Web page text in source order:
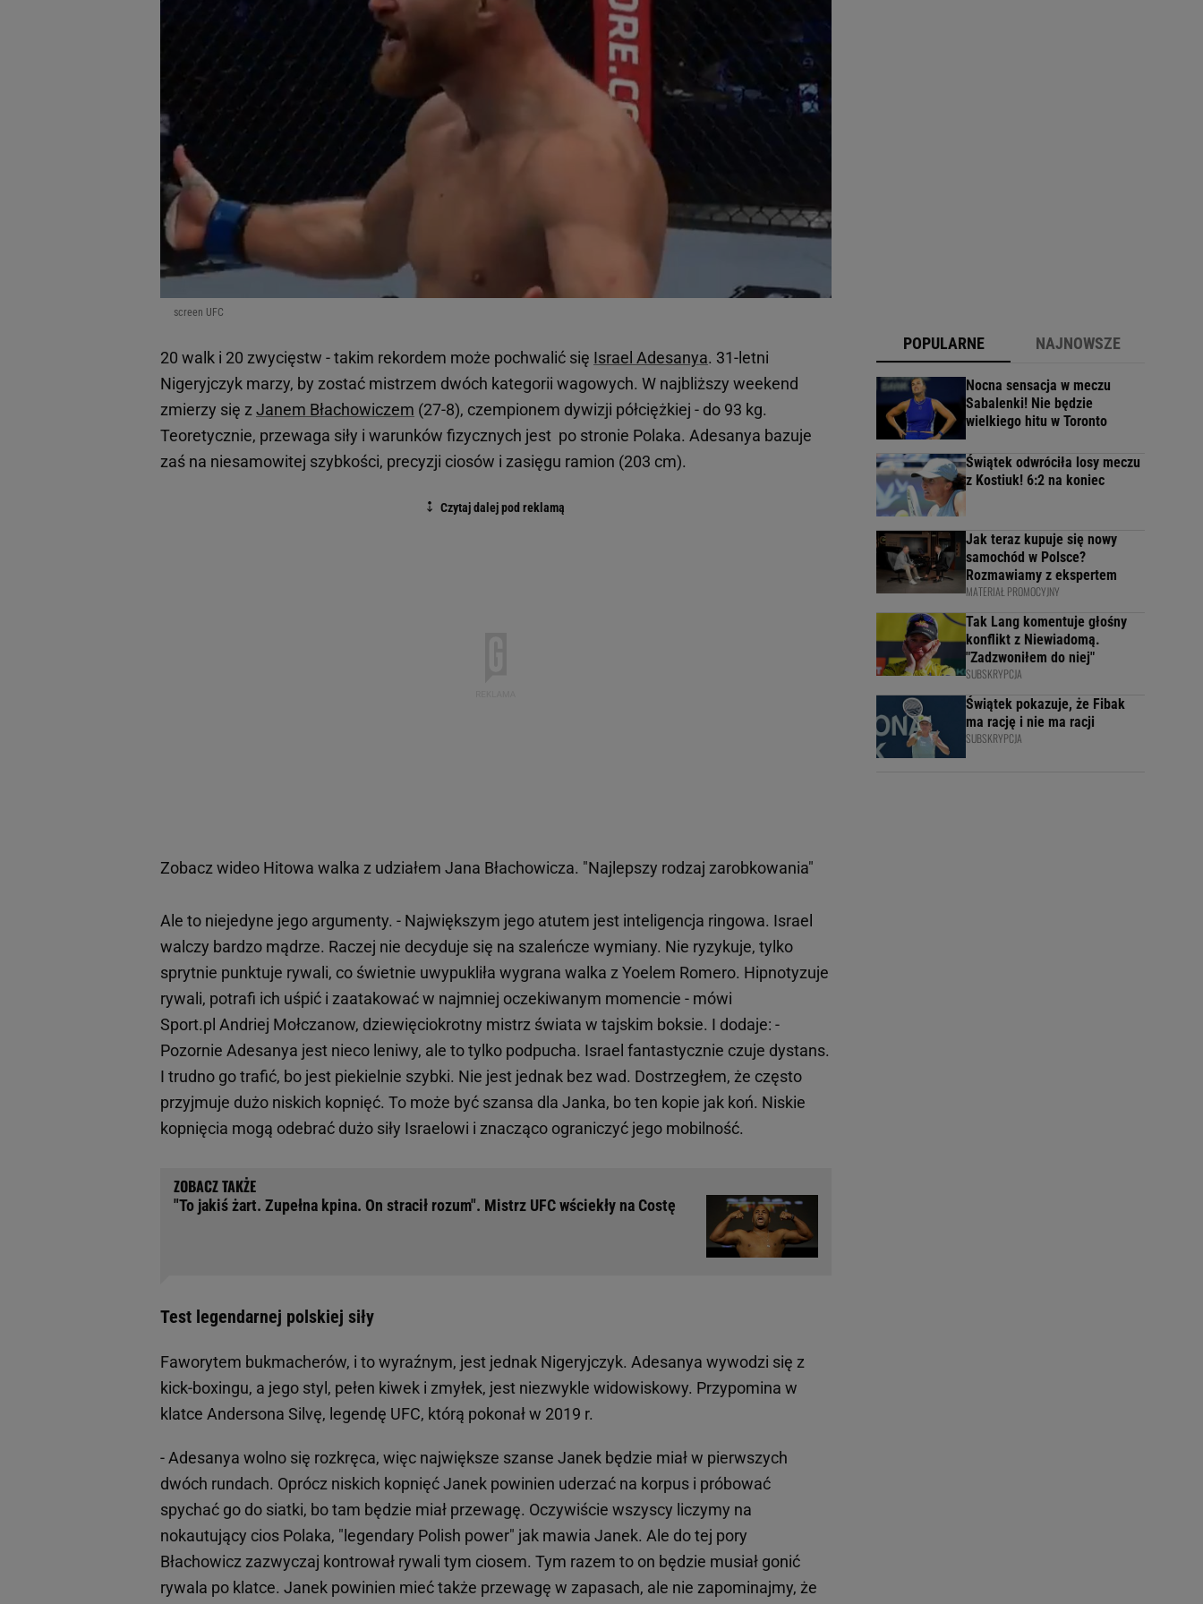
screen UFC
20 walk i 20 zwycięstw - takim rekordem może pochwalić się Israel Adesanya. 31-letni
Nigeryjczyk marzy, by zostać mistrzem dwóch kategorii wagowych. W najbliższy weekend
zmierzy się zJanem Błachowiczem (27-8), czempionem dywizji półciężkiej - do 93 kg.
Teoretycznie, przewaga siły i warunków fizycznych jest po stronie Polaka. Adesanya bazuje
zaś na niesamowitej szybkości, precyzji ciosów i zasięgu ramion (203 cm).
Zobacz wideo Hitowa walka z udziałem Jana Błachowicza. "Najlepszy rodzaj zarobkowania"
Ale to niejedyne jego argumenty. - Największym jego atutem jest inteligencja ringowa. Israel
walczy bardzo mądrze. Raczej nie decyduje się na szaleńcze wymiany. Nie ryzykuje, tylko
sprytnie punktuje rywali, co świetnie uwypukliła wygrana walka z Yoelem Romero. Hipnotyzuje
rywali, potrafi ich uśpić i zaatakować w najmniej oczekiwanym momencie - mówi
Sport.pl Andriej Mołczanow, dziewięciokrotny mistrz świata w tajskim boksie. I dodaje: -
Pozornie Adesanya jest nieco leniwy, ale to tylko podpucha. Israel fantastycznie czuje dystans.
I trudno go trafić, bo jest piekielnie szybki. Nie jest jednak bez wad. Dostrzegłem, że często
przyjmuje dużo niskich kopnięć. To może być szansa dla Janka, bo ten kopie jak koń. Niskie
kopnięcia mogą odebrać dużo siły Israelowi i znacząco ograniczyć jego mobilność.
"To jakiś żart. Zupełna kpina. On stracił rozum". Mistrz UFC wściekły na Costę
Test legendarnej polskiej siły
Faworytem bukmacherów, i to wyraźnym, jest jednak Nigeryjczyk. Adesanya wywodzi się z
kick-boxingu, a jego styl, pełen kiwek i zmyłek, jest niezwykle widowiskowy. Przypomina w
klatce Andersona Silvę, legendę UFC, którą pokonał w 2019 r.
- Adesanya wolno się rozkręca, więc największe szanse Janek będzie miał w pierwszych
dwóch rundach. Oprócz niskich kopnięć Janek powinien uderzać na korpus i próbować
spychać go do siatki, bo tam będzie miał przewagę. Oczywiście wszyscy liczymy na
nokautujący cios Polaka, "legendary Polish power" jak mawia Janek. Ale do tej pory
Błachowicz zazwyczaj kontrował rywali tym ciosem. Tym razem to on będzie musiał gonić
rywala po klatce. Janek powinien mieć także przewagę w zapasach, ale nie zapominajmy, że
POPULARNE NAJNOWSZE
Nocna sensacja w meczu
Sabalenki! Nie będzie
wielkiego hitu w Toronto
Świątek odwróciła losy meczu
z Kostiuk! 6:2 na koniec
Jak teraz kupuje się nowy
samochód w Polsce?
Rozmawiamy z ekspertem
MATERIAŁ PROMOCYJNY
Tak Lang komentuje głośny
konflikt z Niewiadomą.
"Zadzwoniłem do niej"
SUBSKRYPCJA
Świątek pokazuje, że Fibak
ma rację i nie ma racji
SUBSKRYPCJA